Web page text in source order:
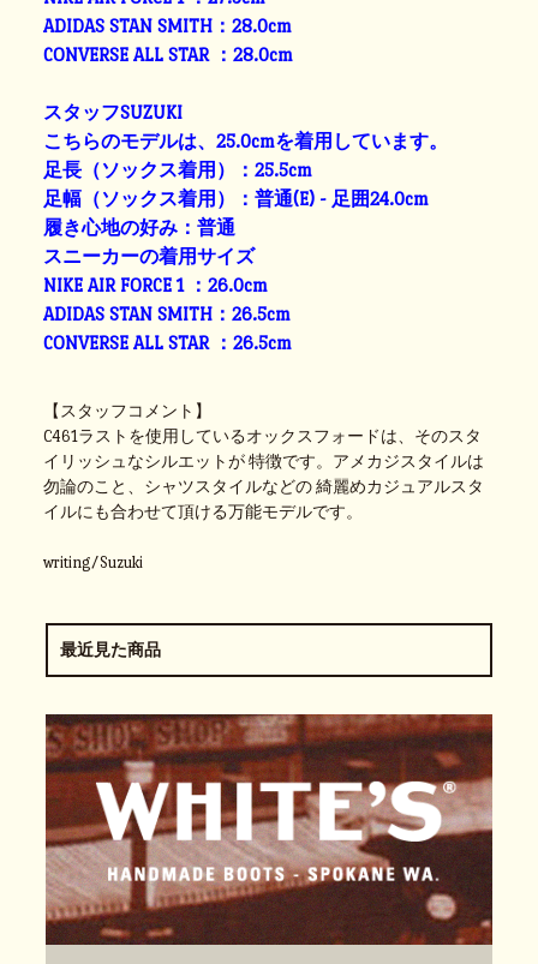
ADIDAS STAN SMITH：28.0cm
CONVERSE ALL STAR ：28.0cm
スタッフSUZUKI
こちらのモデルは、25.0cmを着用しています。
足長（ソックス着用）：25.5cm
足幅（ソックス着用）：普通(E) - 足囲24.0cm
履き心地の好み：普通
スニーカーの着用サイズ
NIKE AIR FORCE 1 ：26.0cm
ADIDAS STAN SMITH：26.5cm
CONVERSE ALL STAR ：26.5cm
【スタッフコメント】
C461ラストを使用しているオックスフォードは、そのスタ
イリッシュなシルエットが 特徴です。アメカジスタイルは
勿論のこと、シャツスタイルなどの 綺麗めカジュアルスタ
イルにも合わせて頂ける万能モデルです。
writing/Suzuki
最近見た商品